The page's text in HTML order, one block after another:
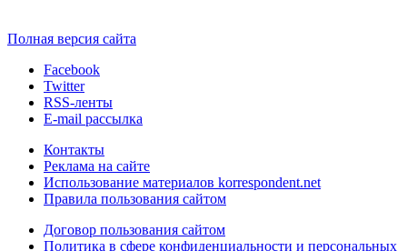
Полная версия сайта
Facebook
Twitter
RSS-ленты
E-mail рассылка
Контакты
Реклама на сайте
Использование материалов korrespondent.net
Правила пользования сайтом
Договор пользования сайтом
Политика в сфере конфиденциальности и персональных